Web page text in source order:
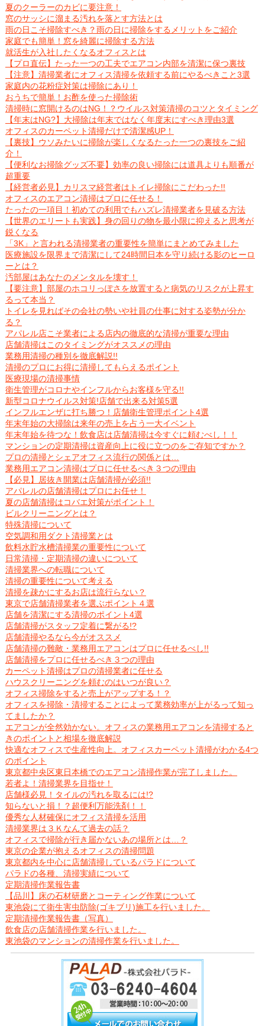
夏のクーラーのカビに要注意！
窓のサッシに溜まる汚れを落とす方法とは
雨の日こそ掃除すべき？雨の日に掃除をするメリットをご紹介
家庭でも簡単！窓を綺麗に掃除する方法
就活生が入社したくなるオフィスとは
【プロ直伝】たった一つの工夫でエアコン内部を清潔に保つ裏技
【注意】清掃業者にオフィス清掃を依頼する前にやるべきこと3選
家庭内の花粉症対策は掃除にあり！
おうちで簡単！お酢を使った掃除術
清掃時に窓開けるのはNG！？ウイルス対策清掃のコツとタイミング
【年末はNG?】大掃除は年末ではなく年度末にすべき理由3選
オフィスのカーペット清掃だけで清潔感UP！
【裏技】ウソみたいに掃除が楽しくなるたった一つの裏技をご紹
介！
【便利なお掃除グッズ不要】効率の良い掃除には道具よりも順番が
超重要
【経営者必見】カリスマ経営者はトイレ掃除にこだわった!!
オフィスのエアコン清掃はプロに任せる！
たったの一項目！初めての利用でもハズレ清掃業者を見破る方法
【世界のエリートも実践】身の回りの物を最小限に抑えると思考が
鋭くなる
「3K」と言われる清掃業者の重要性を簡単にまとめてみました
医療施設を限界まで清潔にして24時間日本を守り続ける影のヒーロ
ーとは？
汚部屋はあなたのメンタルを壊す！
【要注意】部屋のホコリっぽさを放置すると病気のリスクが上昇す
るって本当？
トイレを見ればその会社の勢いや社員の仕事に対する姿勢が分か
る？
アパレル店こそ業者による店内の徹底的な清掃が重要な理由
店舗清掃はこのタイミングがオススメの理由
業務用清掃の種別を徹底解説!!
清掃のプロにお得に清掃してもらえるポイント
医療現場の清掃事情
衛生管理がコロナやインフルからお客様を守る!!
新型コロナウイルス対策!店舗で出来る対策5選
インフルエンザに打ち勝つ！店舗衛生管理ポイント4選
年末年始の大掃除は来年の売上を占う一大イベント
年末年始を待つな！飲食店は店舗清掃は今すぐに頼むべし！！
マンションの定期清掃は資産向上に役に立つのをご存知ですか？
プロの清掃とシェアオフィス流行の関係とは…
業務用エアコン清掃はプロに任せるべき３つの理由
【必見】居抜き開業は店舗清掃が必須!!
アパレルの店舗清掃はプロにお任せ！
夏の店舗清掃はコバエ対策がポイント！
ビルクリーニングとは？
特殊清掃について
空気調和用ダクト清掃業とは
飲料水貯水槽清掃業の重要性について
日常清掃・定期清掃の違いについて
清掃業界への転職について
清掃の重要性について考える
清掃を疎かにするお店は流行らない？
東京で店舗清掃業者を選ぶポイント４選
店舗を清潔にする清掃のポイント4選
店舗清掃がスタッフ定着に繋がる!?
店舗清掃やるなら今がオススメ
店舗清掃の難敵・業務用エアコンはプロに任せるべし!!
店舗清掃をプロに任せるべき３つの理由
カーペット清掃はプロの清掃業者に任せる
ハウスクリーニングを頼むのはいつが良い？
オフィス掃除をすると売上がアップする！？
オフィスを掃除・清掃することによって業務効率が上がるって知っ
てましたか？
エアコンが全然効かない。オフィスの業務用エアコンを清掃すると
きのポイントと相場を徹底解説
快適なオフィスで生産性向上。オフィスカーペット清掃がわかる4つ
のポイント
東京都中央区東日本橋でのエアコン清掃作業が完了しました。
若者よ！清掃業界を目指せ！
店舗様必見！タイルの汚れを取るには!?
知らないと損！？超便利万能洗剤！！
優秀な人材確保にオフィス清掃を活用
清掃業界は３Ｋなんて過去の話？
オフィスで掃除が行き届かないあの場所とは…？
東京の企業が抱えるオフィスの清掃問題
東京都内を中心に店舗清掃しているパラドについて
パラドの各種、清掃実績について
定期清掃作業報告書
【品川】床の石材研磨とコーティング作業について
東池袋にて衛生害虫防除(ゴキブリ)施工を行いました。
定期清掃作業報告書（写真）
飲食店の店舗清掃作業を行いました。
東池袋のマンションの清掃作業を行いました。